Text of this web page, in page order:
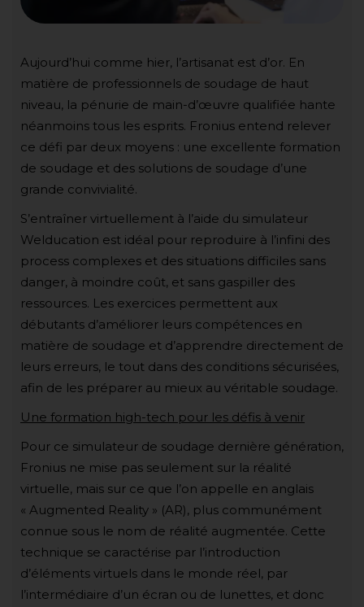
Aujourd’hui comme hier, l’artisanat est d’or. En
matière de professionnels de soudage de haut
niveau, la pénurie de main-d’œuvre qualifiée hante
néanmoins tous les esprits. Fronius entend relever
ce défi par deux moyens : une excellente formation
de soudage et des solutions de soudage d’une
grande convivialité.
S’entraîner virtuellement à l’aide du simulateur
Welducation est idéal pour reproduire à l’infini des
process complexes et des situations difficiles sans
danger, à moindre coût, et sans gaspiller des
ressources. Les exercices permettent aux
débutants d’améliorer leurs compétences en
matière de soudage et d’apprendre directement de
leurs erreurs, le tout dans des conditions sécurisées,
afin de les préparer au mieux au véritable soudage.
Une formation high-tech pour les défis à venir
Pour ce simulateur de soudage dernière génération,
Fronius ne mise pas seulement sur la réalité
virtuelle, mais sur ce que l’on appelle en anglais
« Augmented Reality » (AR), plus communément
connue sous le nom de réalité augmentée. Cette
technique se caractérise par l’introduction
d’éléments virtuels dans le monde réel, par
l’intermédiaire d’un écran ou de lunettes, et donc